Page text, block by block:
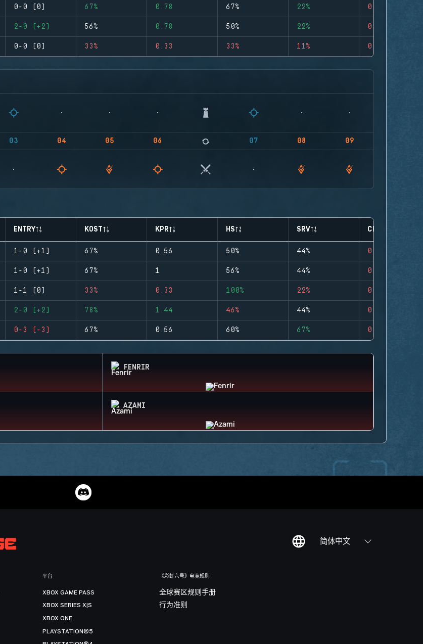
0-0 (0) 67% 0.78 67% 22% 0
2-0 (+2) 56% 0.78 50% 22% 0
0-0 (0) 33% 0.33 33% 11% 0
03 04 05 06 07 08 09
ENTRY KOST KPR HS SRV CLUTCHES
1-0 (+1) 67% 0.56 50% 44% 0
1-0 (+1) 67% 1 56% 44% 0
1-1 (0) 33% 0.33 100% 22% 0
2-0 (+2) 78% 1.44 46% 44% 0
0-3 (-3) 67% 0.56 60% 67% 0
FENRIR
AZAMI
简体中文
平台
XBOX GAME PASS
XBOX SERIES X|S
XBOX ONE
PLAYSTATION®5
《彩虹六号》电竞规则
全球赛区规则手册
行为准则